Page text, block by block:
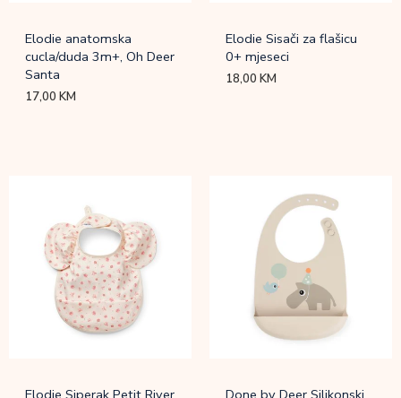
Elodie anatomska
cucla/duda 3m+, Oh Deer
Santa
17,00KM
Elodie Sisači za flašicu
0+ mjeseci
18,00KM
Elodie Siperak Petit River
Done by Deer Silikonski